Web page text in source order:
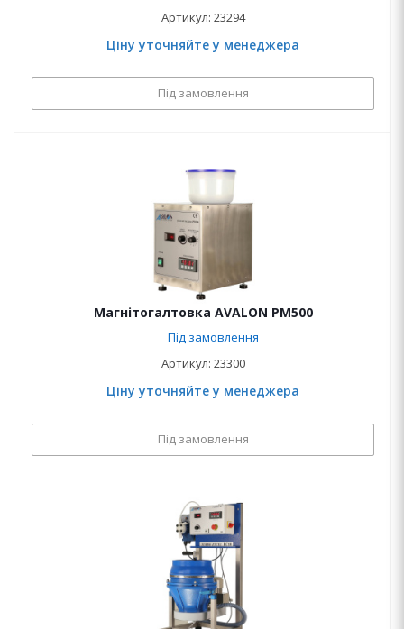
Артикул: 23294
Ціну уточняйте у менеджера
Під замовлення
Магнітогалтовка AVALON PM500
Під замовлення
Артикул: 23300
Ціну уточняйте у менеджера
Під замовлення